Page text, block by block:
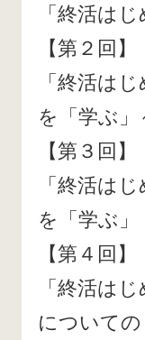
「終活は
【第２回
「終活は
を「学ぶ」
【第３回
「終活は
を「学ぶ」
【第４
「終活は
についての